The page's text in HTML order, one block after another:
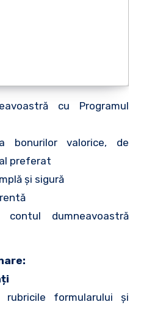
cu Programul
bonurilor valorice, de
preferat
și sigură
dumneavoastră
formularului și